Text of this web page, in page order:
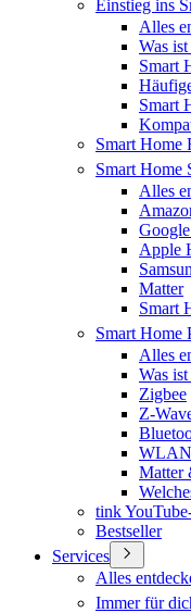
Einstieg ins
Alles
Was
Smart
Smart
Smart Home
Smart Home
Alles
Apple
Matter
Smart
Smart Home
Alles
Was
Zigbee
Z-
WLAN
Matter
tink
Bestseller
Services
Alles
Immer für